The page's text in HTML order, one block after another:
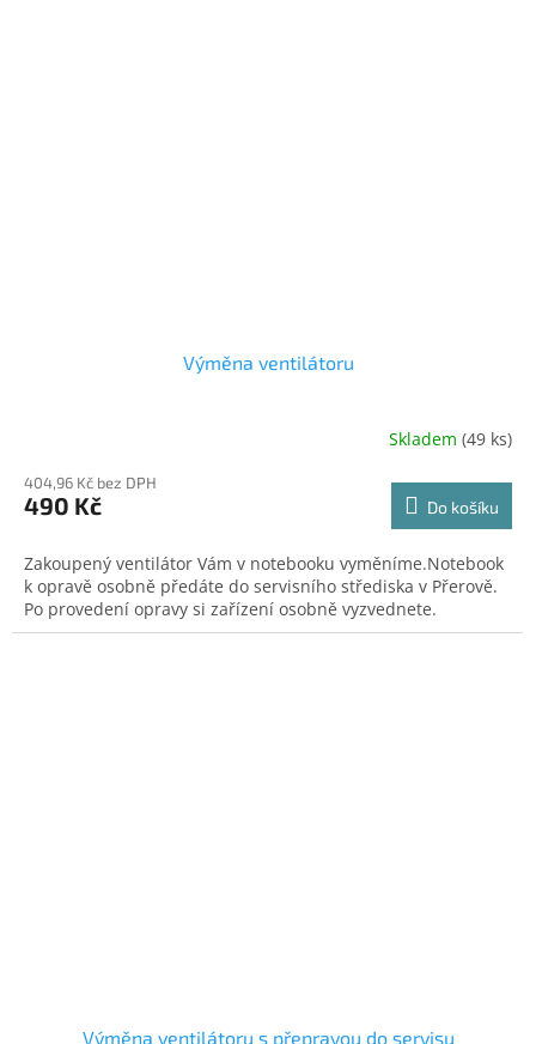
Výměna ventilátoru
Skladem (49 ks)
404,96 Kč bez DPH
490 Kč Do košíku
Zakoupený ventilátor Vám v notebooku vyměníme.Notebook
k opravě osobně předáte do servisního střediska v Přerově.
Po provedení opravy si zařízení osobně vyzvednete.
Výměna ventilátoru s přepravou do servisu